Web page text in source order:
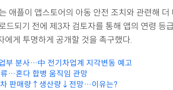
애플이 앱스토어의 아동 안전 조치와 관련해 더
드되기 전에 제3자 검토자를 통해 앱의 연령 등
에게 투명하게 공개할 것을 촉구했다.
부 분사…中 전기차업계 지각변동 예고
…혼다 합병 움직임 관망
차 판매량↑생산량↓전망…이유는?